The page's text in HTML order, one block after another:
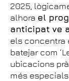
2025,
alhora el
anticipat ve
els concentra
batejar com
ubicacions
més